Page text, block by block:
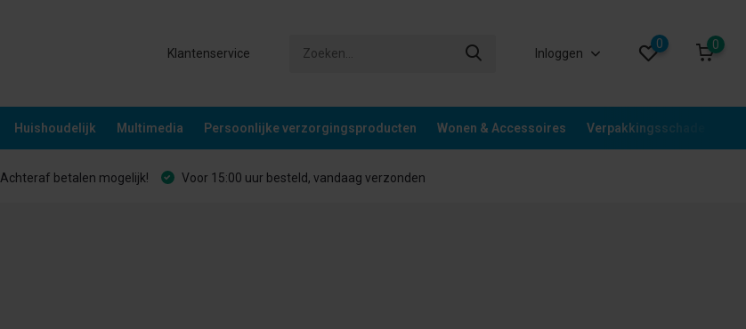
Klantenservice Inloggen
0 0
Huishoudelijk Multimedia Persoonlijke verzorgingsproducten Wonen & Accessoires Verpakkingsschade
Achteraf betalen mogelijk! Voor 15:00 uur besteld, vandaag verzonden